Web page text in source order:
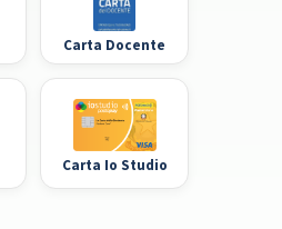
Carta Docente
Carta Io Studio